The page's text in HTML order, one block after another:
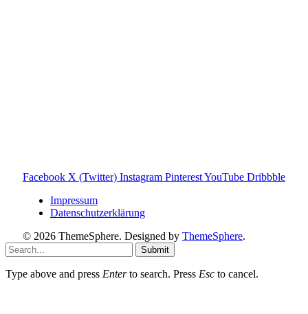
Facebook X (Twitter) Instagram PinterestYouTube Dribbble
Impressum
Datenschutzerklärung
© 2026 ThemeSphere. Designed by ThemeSphere.
Submit
Type above and press Enterto search. Press Esc to cancel.